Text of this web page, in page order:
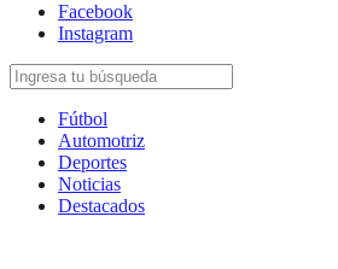
Facebook
Instagram
Fútbol
Automotriz
Deportes
Noticias
Destacados